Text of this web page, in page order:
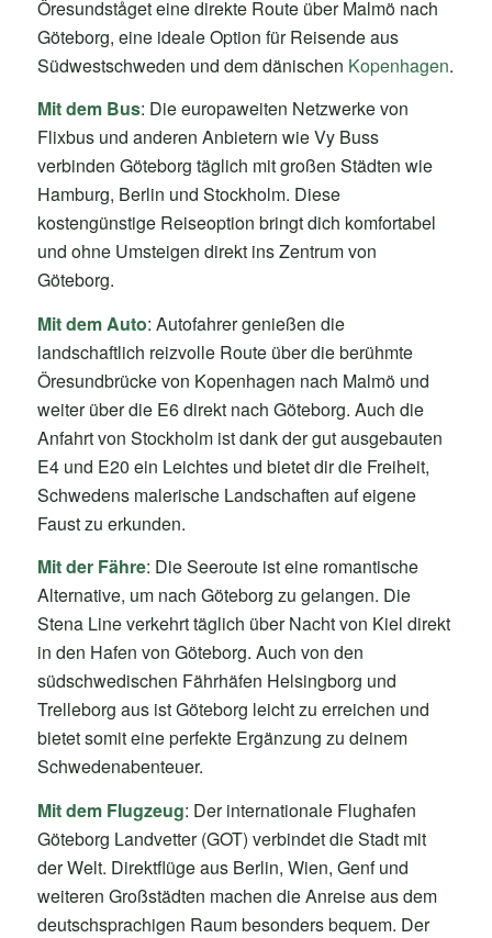
Öresundståget eine direkte Route über Malmö nach
Göteborg, eine ideale Option für Reisende aus
Südwestschweden und dem dänischen Kopenhagen.
Mit dem Bus: Die europaweiten Netzwerke von
Flixbus und anderen Anbietern wie Vy Buss
verbinden Göteborg täglich mit großen Städten wie
Hamburg, Berlin und Stockholm. Diese
kostengünstige Reiseoption bringt dich komfortabel
und ohne Umsteigen direkt ins Zentrum von
Göteborg.
Mit dem Auto: Autofahrer genießen die
landschaftlich reizvolle Route über die berühmte
Öresundbrücke von Kopenhagen nach Malmö und
weiter über die E6 direkt nach Göteborg. Auch die
Anfahrt von Stockholm ist dank der gut ausgebauten
E4 und E20 ein Leichtes und bietet dir die Freiheit,
Schwedens malerische Landschaften auf eigene
Faust zu erkunden.
Mit der Fähre: Die Seeroute ist eine romantische
Alternative, um nach Göteborg zu gelangen. Die
Stena Line verkehrt täglich über Nacht von Kiel direkt
in den Hafen von Göteborg. Auch von den
südschwedischen Fährhäfen Helsingborg und
Trelleborg aus ist Göteborg leicht zu erreichen und
bietet somit eine perfekte Ergänzung zu deinem
Schwedenabenteuer.
Mit dem Flugzeug: Der internationale Flughafen
Göteborg Landvetter (GOT) verbindet die Stadt mit
der Welt. Direktflüge aus Berlin, Wien, Genf und
weiteren Großstädten machen die Anreise aus dem
deutschsprachigen Raum besonders bequem. Der